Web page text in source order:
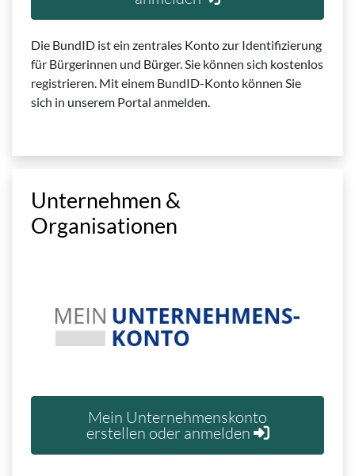
Die BundID ist ein zentrales Konto zur Identifizierung
für Bürgerinnen und Bürger. Sie können sich kostenlos
registrieren. Mit einem BundID-Konto können Sie
sich in unserem Portal anmelden.
Unternehmen &
Organisationen
Mein Unternehmenskonto
erstellen oder anmelden